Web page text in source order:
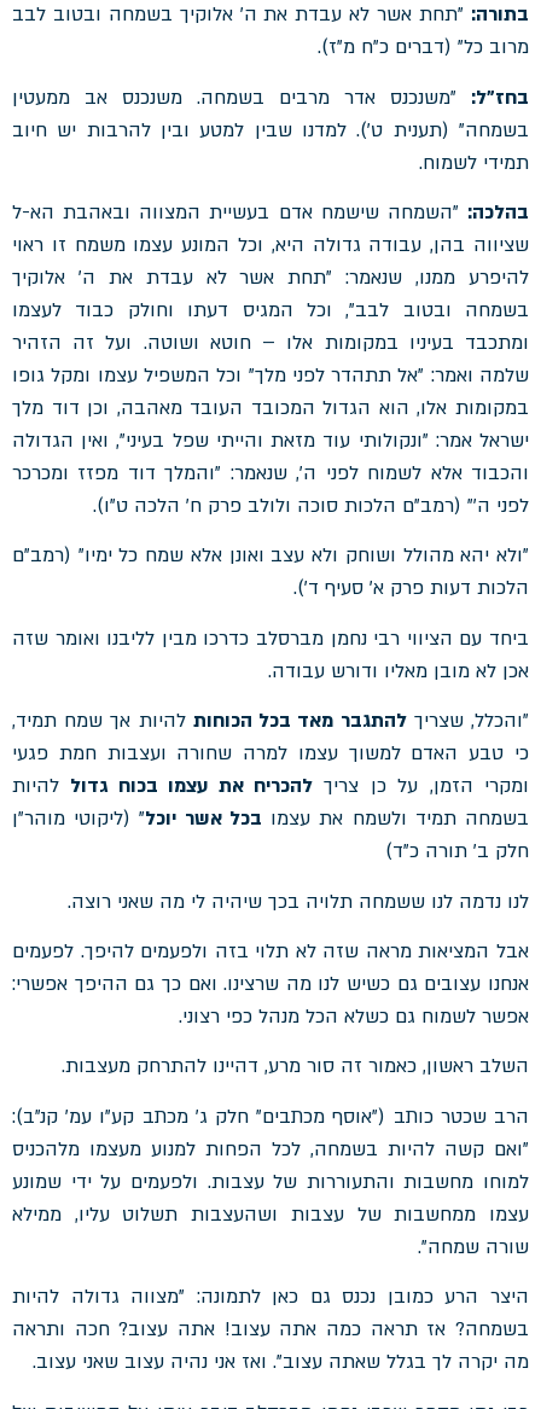
בתורה: "תחת אשר לא עבדת את ה' אלוקיך בשמחה ובטוב לבב
מרוב כל" (דברים כ"ח מ"ז).
בחז"ל: "משנכנס אדר מרבים בשמחה. משנכנס אב ממעטין
בשמחה" (תענית ט'). למדנו שבין למטע ובין להרבות יש חיוב
תמידי לשמוח.
בהלכה: "השמחה שישמח אדם בעשיית המצווה ובאהבת הא-ל
שציווה בהן, עבודה גדולה היא, וכל המונע עצמו משמח זו ראוי
להיפרע ממנו, שנאמר: "תחת אשר לא עבדת את ה' אלוקיך
בשמחה ובטוב לבב", וכל המגיס דעתו וחולק כבוד לעצמו
ומתכבד בעיניו במקומות אלו – חוטא ושוטה. ועל זה הזהיר
שלמה ואמר: "אל תתהדר לפני מלך" וכל המשפיל עצמו ומקל גופו
במקומות אלו, הוא הגדול המכובד העובד מאהבה, וכן דוד מלך
ישראל אמר: "ונקולותי עוד מזאת והייתי שפל בעיני", ואין הגדולה
והכבוד אלא לשמוח לפני ה', שנאמר: "והמלך דוד מפזז ומכרכר
לפני ה'" (רמב"ם הלכות סוכה ולולב פרק ח' הלכה ט"ו).
"ולא יהא מהולל ושוחק ולא עצב ואונן אלא שמח כל ימיו" (רמב"ם
הלכות דעות פרק א' סעיף ד').
ביחד עם הציווי רבי נחמן מברסלב כדרכו מבין לליבנו ואומר שזה
אכן לא מובן מאליו ודורש עבודה.
"והכלל, שצריךלהתגבר מאד בכל הכוחות להיות אך שמח תמיד,
כי טבע האדם למשוך עצמו למרה שחורה ועצבות חמת פגעי
ומקרי הזמן, על כן צריך להכריח את עצמו בכוח גדול להיות
בשמחה תמיד ולשמח את עצמו בכל אשר יוכל" (ליקוטי מוהר"ן
חלק ב' תורה כ"ד)
לנו נדמה לנו ששמחה תלויה בכך שיהיה לי מה שאני רוצה.
אבל המציאות מראה שזה לא תלוי בזה ולפעמים להיפך. לפעמים
אנחנו עצובים גם כשיש לנו מה שרצינו. ואם כך גם ההיפך אפשרי:
אפשר לשמוח גם כשלא הכל מנהל כפי רצוני.
השלב ראשון, כאמור זה סור מרע, דהיינו להתרחק מעצבות.
הרב שכטר כותב ("אוסף מכתבים" חלק ג' מכתב קע"ו עמ' קנ"ב):
"ואם קשה להיות בשמחה, לכל הפחות למנוע מעצמו מלהכניס
למוחו מחשבות והתעוררות של עצבות. ולפעמים על ידי שמונע
עצמו ממחשבות של עצבות ושהעצבות תשלוט עליו, ממילא
שורה שמחה".
היצר הרע כמובן נכנס גם כאן לתמונה: "מצווה גדולה להיות
בשמחה? אז תראה כמה אתה עצוב! אתה עצוב? חכה ותראה
מה יקרה לך בגלל שאתה עצוב". ואז אני נהיה עצוב שאני עצוב.